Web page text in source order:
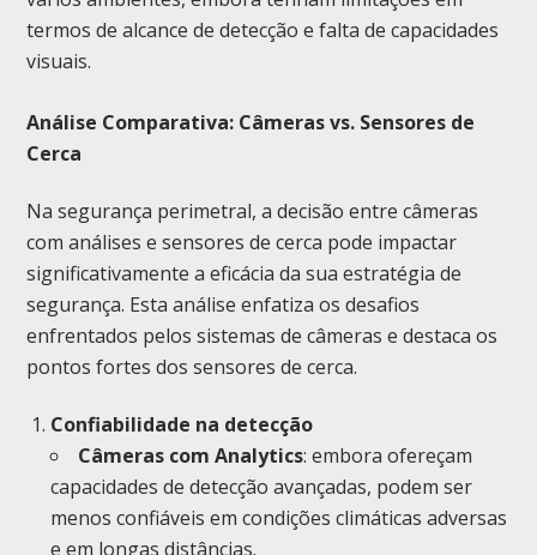
termos de alcance de detecção e falta de capacidades
visuais.
Análise Comparativa: Câmeras vs. Sensores de
Cerca
Na segurança perimetral, a decisão entre câmeras
com análises e sensores de cerca pode impactar
significativamente a eficácia da sua estratégia de
segurança. Esta análise enfatiza os desafios
enfrentados pelos sistemas de câmeras e destaca os
pontos fortes dos sensores de cerca.
Confiabilidade na detecção
Câmeras com Analytics: embora ofereçam
capacidades de detecção avançadas, podem ser
menos confiáveis em condições climáticas adversas
e em longas distâncias.